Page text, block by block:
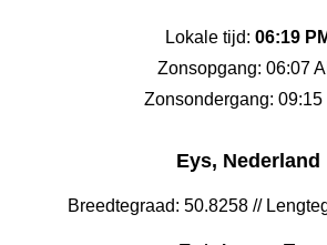
Lokale tijd: 06:19
Zonsopgang: 06:07
Zonsondergang: 09:15
Eys, Nederland
Breedtegraad: 50.8258 //